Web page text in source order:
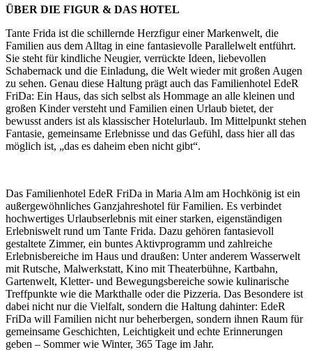
ÜBER DIE FIGUR & DAS HOTEL
Tante Frida ist die schillernde Herzfigur einer Markenwelt, die
Familien aus dem Alltag in eine fantasievolle Parallelwelt entführt.
Sie steht für kindliche Neugier, verrückte Ideen, liebevollen
Schabernack und die Einladung, die Welt wieder mit großen Augen
zu sehen. Genau diese Haltung prägt auch das Familienhotel EdeR
FriDa: Ein Haus, das sich selbst als Hommage an alle kleinen und
großen Kinder versteht und Familien einen Urlaub bietet, der
bewusst anders ist als klassischer Hotelurlaub. Im Mittelpunkt stehen
Fantasie, gemeinsame Erlebnisse und das Gefühl, dass hier all das
möglich ist, „das es daheim eben nicht gibt“.
Das Familienhotel EdeR FriDa in Maria Alm am Hochkönig ist ein
außergewöhnliches Ganzjahreshotel für Familien. Es verbindet
hochwertiges Urlaubserlebnis mit einer starken, eigenständigen
Erlebniswelt rund um Tante Frida. Dazu gehören fantasievoll
gestaltete Zimmer, ein buntes Aktivprogramm und zahlreiche
Erlebnisbereiche im Haus und draußen: Unter anderem Wasserwelt
mit Rutsche, Malwerkstatt, Kino mit Theaterbühne, Kartbahn,
Gartenwelt, Kletter- und Bewegungsbereiche sowie kulinarische
Treffpunkte wie die Markthalle oder die Pizzeria. Das Besondere ist
dabei nicht nur die Vielfalt, sondern die Haltung dahinter: EdeR
FriDa will Familien nicht nur beherbergen, sondern ihnen Raum für
gemeinsame Geschichten, Leichtigkeit und echte Erinnerungen
geben – Sommer wie Winter, 365 Tage im Jahr.